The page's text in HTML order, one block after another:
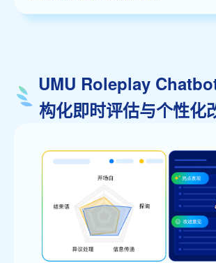
UMU Roleplay
构化即时评估与个性化